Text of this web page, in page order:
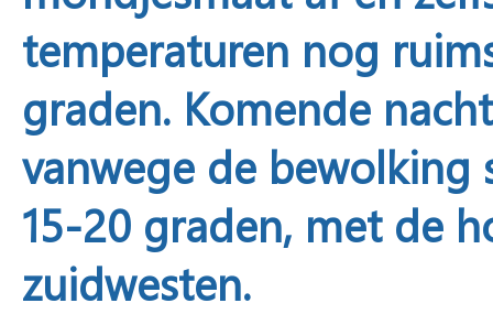
temperaturen nog
graden. Komende nacht
vanwege de
15-20 graden, met de
zuidwesten.